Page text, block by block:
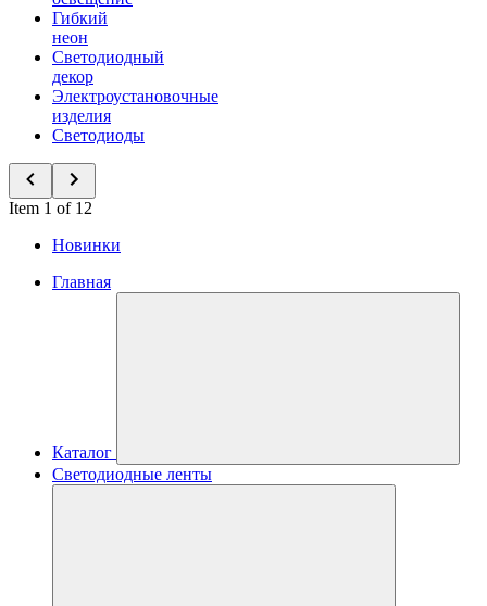
Гибкий
неон
Светодиодный
декор
Электроустановочные
изделия
Светодиоды
Item 1 of 12
Новинки
Главная
Каталог
Светодиодные ленты